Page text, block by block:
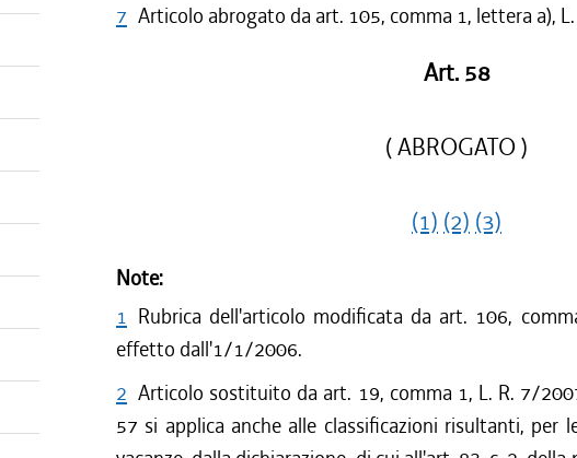
7 Articolo abrogato da art. 105, comma 1, lettera a),
Art. 58
( ABROGATO )
(1) (2) (3)
Note:
1 Rubrica dell'articolo modificata da art. 106,
effetto dall'1/1/2006.
2 Articolo sostituito da art. 19, comma 1, L. R. 7/
57 si applica anche alle classificazioni risultanti, per